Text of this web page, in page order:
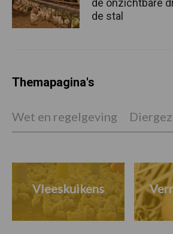
de onzichtbare
de stal
Themapagina's
Wet en regelgeving
Vleeskuikens